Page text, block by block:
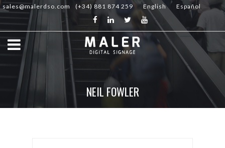
sales@malerdso.com (+34) 881 874 259 English Español
NEIL FOWLER